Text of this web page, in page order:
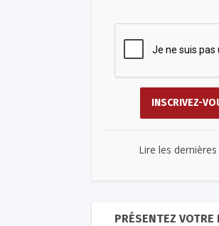
Lire les
PRÉSENTEZ VOTRE